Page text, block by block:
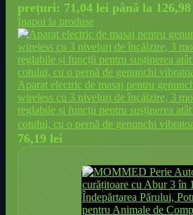
prețuri: 71,04 lei până la
Înapoi la produse
Aparat electric de masaj pentru
wireless cu 3 niveluri de încălzire, 3
reglabile și funcții pentru susținerea
cotului, cu o pernă de genunchi
76,19 lei